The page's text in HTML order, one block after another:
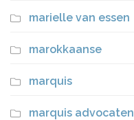
marielle van essen
marokkaanse
marquis
marquis advocaten